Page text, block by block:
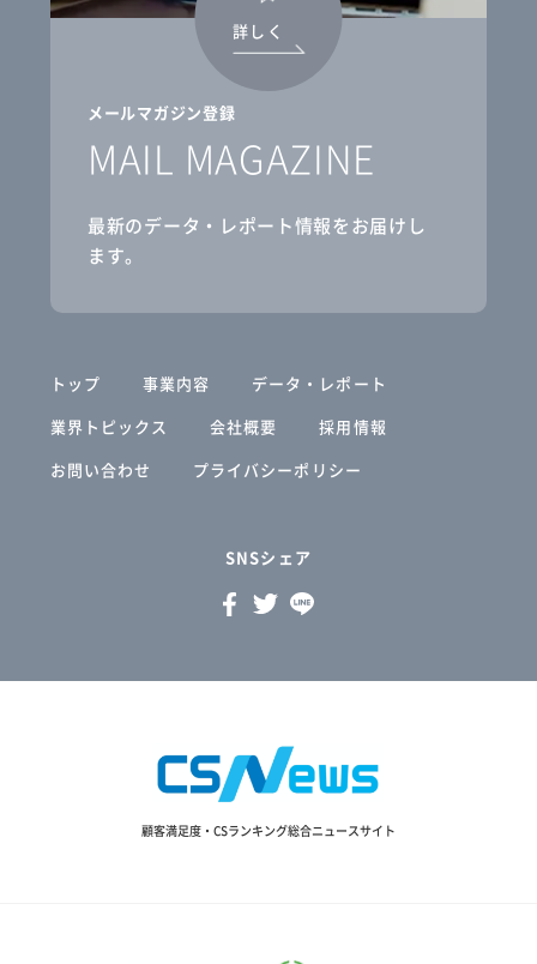
メールマガジン登録
MAIL MAGAZINE
最新のデータ・レポート情報をお届けし
ます。
詳しく
トップ 事業内容
データ・レポート
業界トピックス
会社概要
採用情報
お問い合わせ
プライバシーポリシー
SNSシェア
顧客満足度・CSランキング総合ニュースサイト